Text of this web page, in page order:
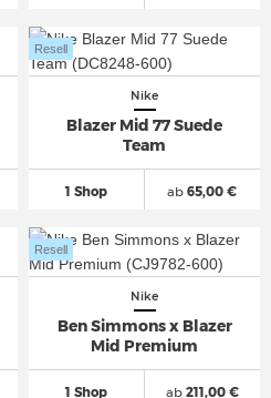
Nike
Blazer Mid 77 Suede
Team
1 Shop
Resell
ab 65,00 €
Nike
Ben Simmons x Blazer
Mid Premium
1 Shop
Resell
ab211,00 €